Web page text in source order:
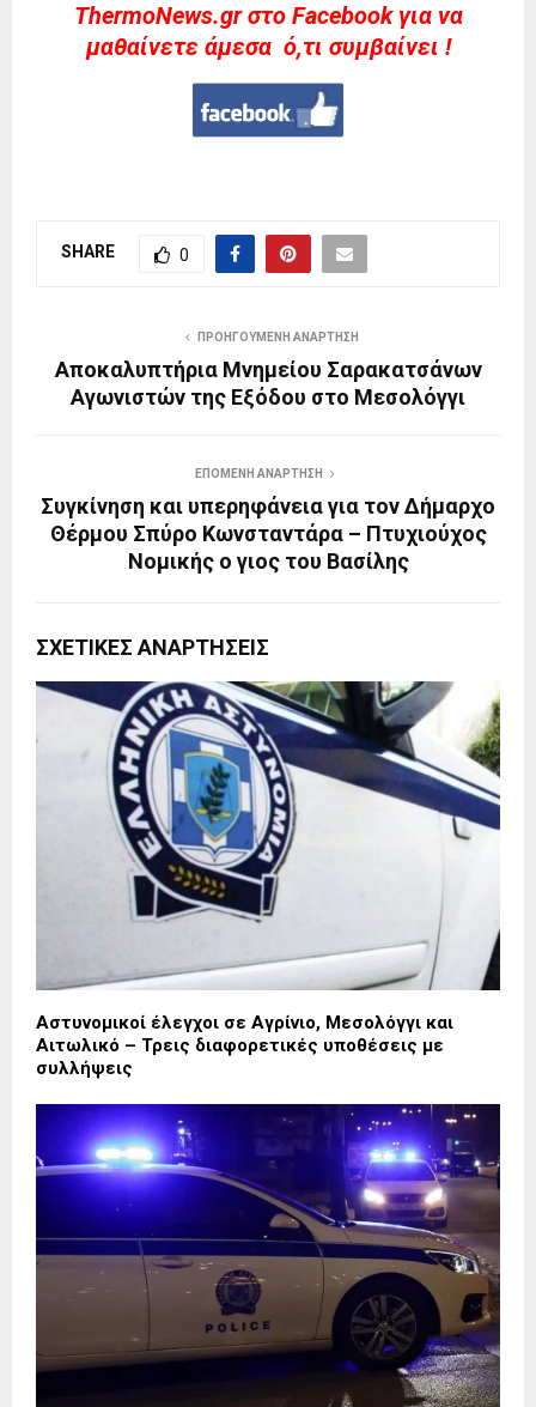
ThermoNews.gr στο Facebook για να
μαθαίνετε άμεσα ό,τι συμβαίνει !
SHARE 0
ΠΡΟΗΓΟΎΜΕΝΗ ΑΝΆΡΤΗΣΗ
Αποκαλυπτήρια Μνημείου Σαρακατσάνων
Αγωνιστών της Εξόδου στο Μεσολόγγι
ΕΠΌΜΕΝΗ ΑΝΆΡΤΗΣΗ
Συγκίνηση και υπερηφάνεια για τον Δήμαρχο
Θέρμου Σπύρο Κωνσταντάρα – Πτυχιούχος
Νομικής ο γιος του Βασίλης
ΣΧΕΤΙΚΈΣ ΑΝΑΡΤΉΣΕΙΣ
Αστυνομικοί έλεγχοι σε Αγρίνιο, Μεσολόγγι και
Αιτωλικό – Τρεις διαφορετικές υποθέσεις με
συλλήψεις